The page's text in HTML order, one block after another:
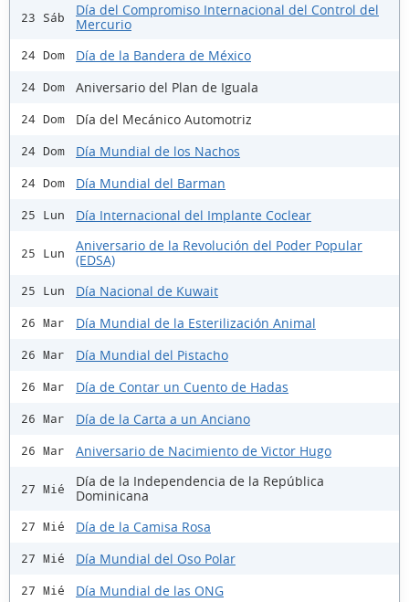
23 Sáb
Día del Compromiso Internacional del Control del
Mercurio
24 Dom Día de la Bandera de México
24 Dom Aniversario del Plan de Iguala
24 Dom Día del Mecánico Automotriz
24 Dom Día Mundial de los Nachos
24 Dom Día Mundial del Barman
25 Lun Día Internacional del Implante Coclear
25 Lun
Aniversario de la Revolución del Poder Popular
(EDSA)
25 Lun Día Nacional de Kuwait
26 Mar Día Mundial de la Esterilización Animal
26 Mar Día Mundial del Pistacho
26 Mar Día de Contar un Cuento de Hadas
26 Mar Día de la Carta a un Anciano
26 Mar Aniversario de Nacimiento de Victor Hugo
27 Mié
Día de la Independencia de la República
Dominicana
27 Mié Día de la Camisa Rosa
27 Mié Día Mundial del Oso Polar
27 Mié Día Mundial de las ONG